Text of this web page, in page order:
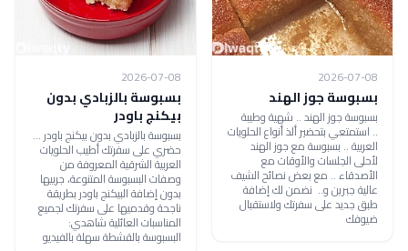
2026-07-08
بسبوسة جوز الهند
بسبوسة جوز الهند .. شهية وطيبة
.. استمتعي بتحضير ألذ أنواع الحلويات
العربية .. بسبوسة مع جوز الهند
لأحلى الجلسات والأوقات مع
الأصدقاء .. مع بعض نصائح الشيف
عالية جبرين و.. نضمن لك إضافة
طبق جديد على سفرتك ولاستقبال
ضيوفك
2026-07-08
بسبوسة بالزبادي بدون
بيكنج باودر
بسبوسة بالزبادي بدون بيكنج باودر ...
حضري على سفرتك أطيب الحلويات
العربية الشرقية المعروفة من
وصفات البسبوسة المتنوعة، جربيها
بدون إضافة البيكنج باودر بطريقة
ناجحة وقدميها على سفرتك لجميع
المناسبات العائلية شاهدي:
البسبوسة بالقشطة سهلة بالفيديو